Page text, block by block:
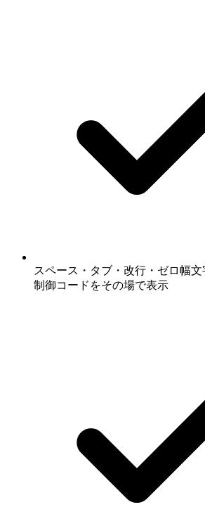
スペース・タブ・改行・ゼロ幅
制御コードをその場で表示